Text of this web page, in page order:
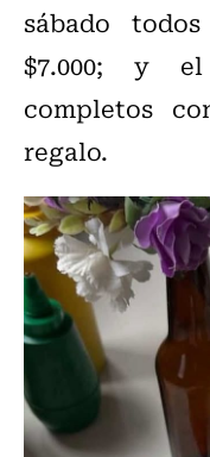
sábado
$7.000; y
completos
regalo.